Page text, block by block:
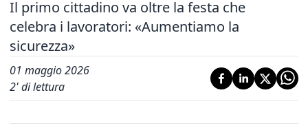
Il primo cittadino va oltre la festa che
celebra i lavoratori: «Aumentiamo la
sicurezza»
01 maggio 2026
2' di lettura